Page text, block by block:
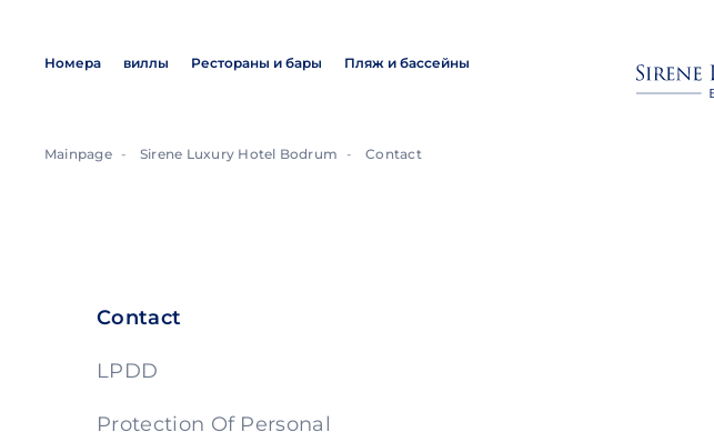
Номера виллы Рестораны и бары Пляж и бассейны
Mainpage Sirene Luxury Hotel Bodrum Contact
Contact
LPDD
Protection Of Personal